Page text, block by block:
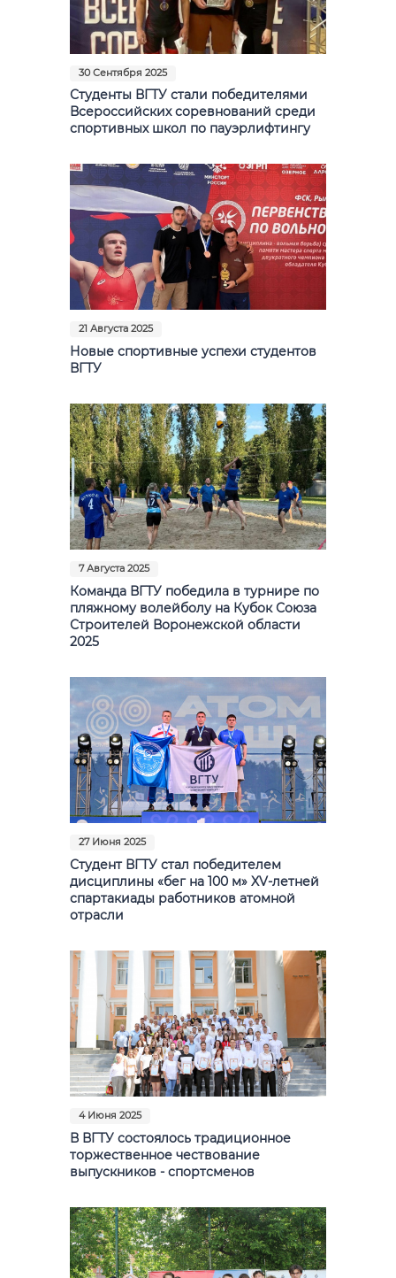
30 Сентября 2025
Студенты ВГТУ стали победителями
Всероссийских соревнований среди
спортивных школ по пауэрлифтингу
21 Августа 2025
Новые спортивные успехи студентов
ВГТУ
7 Августа 2025
Команда ВГТУ победила в турнире по
пляжному волейболу на Кубок Союза
Строителей Воронежской области
2025
27 Июня 2025
Студент ВГТУ стал победителем
дисциплины «бег на 100 м» XV-летней
спартакиады работников атомной
отрасли
4 Июня 2025
В ВГТУ состоялось традиционное
торжественное чествование
выпускников - спортсменов